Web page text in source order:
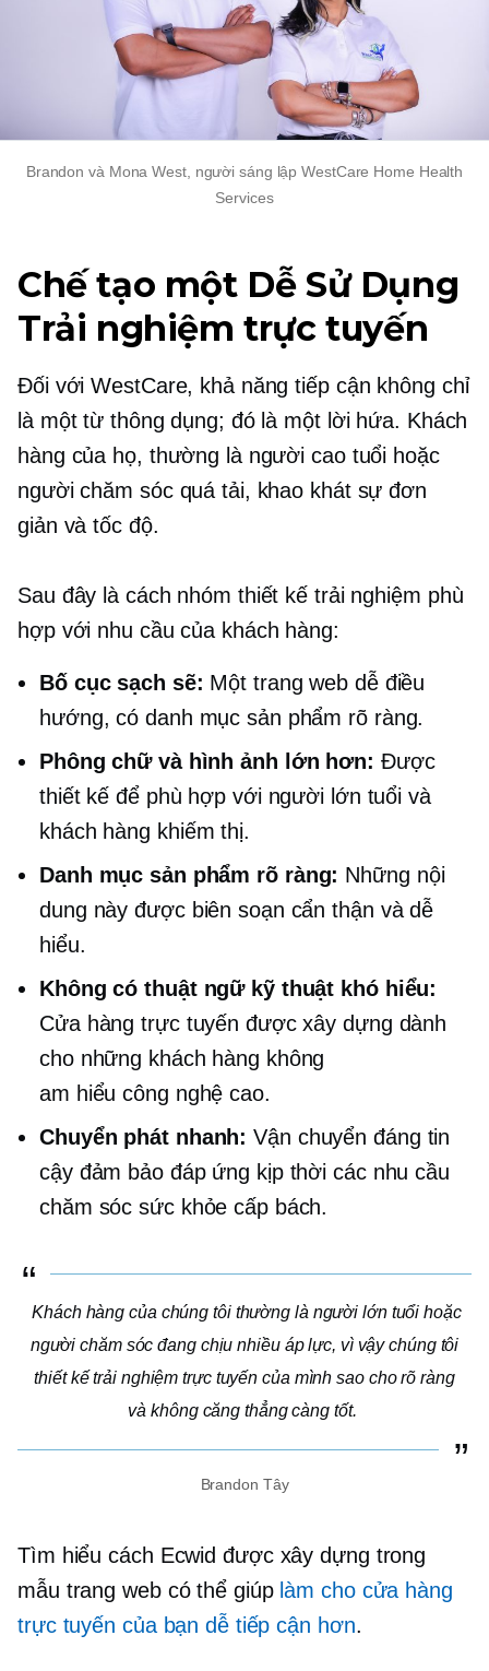
Brandon và Mona West, người sáng lập WestCare Home Health
Services
Chế tạo một Dễ Sử Dụng
Trải nghiệm trực tuyến
Đối với WestCare, khả năng tiếp cận không chỉ
là một từ thông dụng; đó là một lời hứa. Khách
hàng của họ, thường là người cao tuổi hoặc
người chăm sóc quá tải, khao khát sự đơn
giản và tốc độ.
Sau đây là cách nhóm thiết kế trải nghiệm phù
hợp với nhu cầu của khách hàng:
Bố cục sạch sẽ: Một trang web dễ điều
hướng, có danh mục sản phẩm rõ ràng.
Phông chữ và hình ảnh lớn hơn: Được
thiết kế để phù hợp với người lớn tuổi và
khách hàng khiếm thị.
Danh mục sản phẩm rõ ràng: Những nội
dung này được biên soạn cẩn thận và dễ
hiểu.
Không có thuật ngữ kỹ thuật khó hiểu:
Cửa hàng trực tuyến được xây dựng dành
cho những khách hàng không
am hiểu công nghệ cao.
Chuyển phát nhanh: Vận chuyển đáng tin
cậy đảm bảo đáp ứng kịp thời các nhu cầu
chăm sóc sức khỏe cấp bách.
Khách hàng của chúng tôi thường là người lớn tuổi hoặc
người chăm sóc đang chịu nhiều áp lực, vì vậy chúng tôi
thiết kế trải nghiệm trực tuyến của mình sao cho rõ ràng
vàkhông căng thẳngcàng tốt.
Brandon Tây
Tìm hiểu cách Ecwid được xây dựng trong
mẫu trang web có thể giúp làm cho cửa hàng
trực tuyến của bạn dễ tiếp cận hơn.